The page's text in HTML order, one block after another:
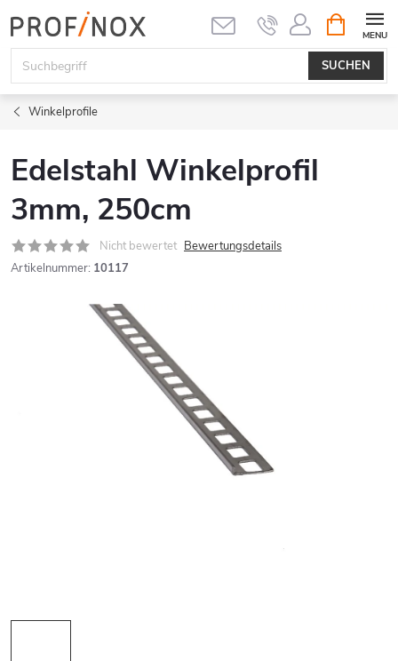
Inhalt
springen
SUCHEN
Winkelprofile
Edelstahl Winkelprofil
3mm, 250cm
Nicht bewertet Bewertungsdetails
Artikelnummer: 10117